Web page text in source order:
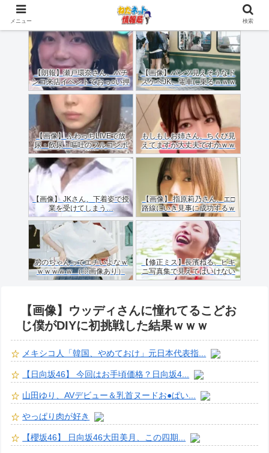
【朗報】瀬戸環奈さん、パチ
ンコ来店イベントでおっ○い押
しつけてくれる（画像あり）
【画像】パンツ見えそうなド
スケベJK、電車に乗るｗｗｗ
ｗｗｗｗｗｗｗｗｗｗｗｗ
【画像】 ふわっちLIVEで放
尿・飲尿・嘔吐のフルコンボ
配信した女のご尊顔がこちら
ｗｗｗｗ
もしもしお姉さん、ちくび見
えてますが大丈夫ですかｗｗ
ｗｗｗｗ
【画像】 JKさん、下着姿で授
業を受けてしまう…
【画像】 指原莉乃さん、エ□
路線にいき見事に成功するｗ
ｗｗ
あのちゃんってエチいよなｗ
ｗｗｗｗｗ （※画像あり）
【修正ミス】長濱ねる、ビキ
ニ写真集で見えてはいけない
ものが映る…
【画像】ウッディさんに憧れてるこどお
じ僕がDIYに初挑戦した結果ｗｗｗ
メキシコ人「韓国、やめておけ」元日本代表指...
【日向坂46】 今回はお手頃価格？日向坂4...
山田ゆり、AVデビュー＆乳首ヌードお●ぱい...
やっぱり肉が好き
【櫻坂46】 日向坂46大田美月、この四期...
メニュー 検索